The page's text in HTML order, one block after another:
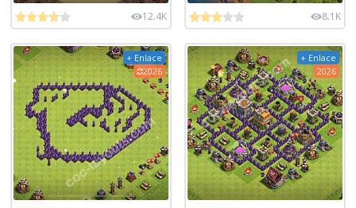
12.4K 8.1K
+ Enlace
2026
+ Enlace
2026